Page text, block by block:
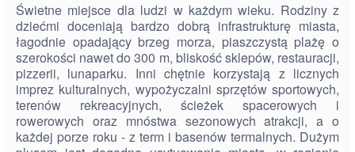
Świetne miejsce dla ludzi w każdym wieku. Rodziny z
dziećmi doceniają bardzo dobrą infrastrukturę miasta,
łagodnie opadający brzeg morza, piaszczystą plażę o
szerokości nawet do 300 m, bliskość sklepów, restauracji,
pizzerii, lunaparku. Inni chętnie korzystają z licznych
imprez kulturalnych, wypożyczalni sprzętów sportowych,
terenów rekreacyjnych, ścieżek spacerowych i
rowerowych oraz mnóstwa sezonowych atrakcji, a o
każdej porze roku - z term i basenów termalnych. Dużym